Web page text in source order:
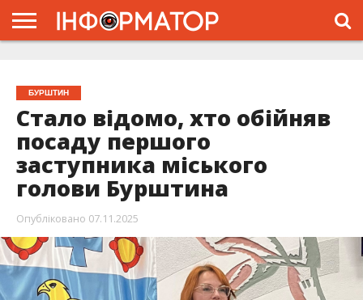
БУРШТИН
Стало відомо, хто обійняв
посаду першого
заступника міського
голови Бурштина
Опубліковано 07.11.2025